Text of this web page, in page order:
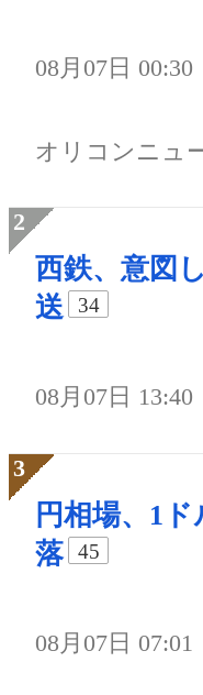
08月07日 00:30
オリコンニュ
西鉄、意図
送
34
08月07日 13:40
円相場、1
落
45
08月07日 07:01